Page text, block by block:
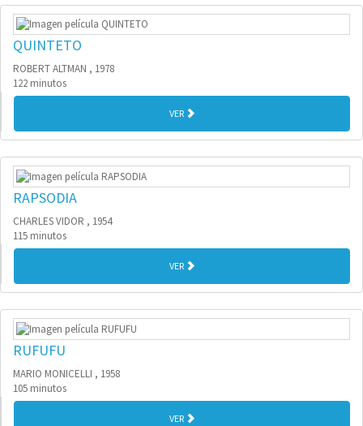
QUINTETO
ROBERT ALTMAN , 1978
122 minutos
VER
RAPSODIA
CHARLES VIDOR , 1954
115 minutos
VER
RUFUFU
MARIO MONICELLI , 1958
105 minutos
VER